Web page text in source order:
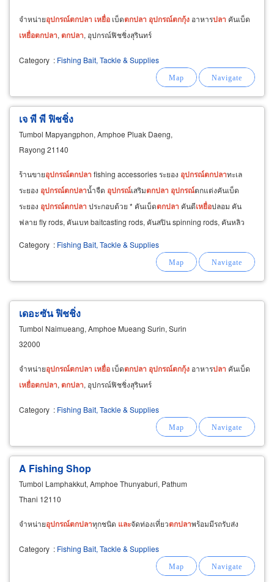
จำหน่ายอุปกรณ์ตกปลา เหยื่อ เบ็ดตกปลา อุปกรณ์ตกกุ้ง อาหารปลา คันเบ็ด
เหยื่อตกปลา, ตกปลา, อุปกรณ์ฟิชชิ่งสุรินทร์
Category : Fishing Bait, Tackle & Supplies
เจ พี พี ฟิชชิ่ง
Tumbol Mapyangphon, Amphoe Pluak Daeng,
Rayong 21140
ร้านขายอุปกรณ์ตกปลา fishing accessories ระยอง อุปกรณ์ตกปลาทะเล
ระยอง อุปกรณ์ตกปลาน้ำจืด อุปกรณ์เสริมตกปลา อุปกรณ์ตกแต่งคันเบ็ด
ระยอง อุปกรณ์ตกปลา ประกอบด้วย * คันเบ็ดตกปลา คันตีเหยื่อปลอม คัน
ฟลาย fly rods, คันเบท baitcasting rods, คันสปิน spinning rods, คันหลิว
Category : Fishing Bait, Tackle & Supplies
เดอะซัน ฟิชชิ่ง
Tumbol Naimueang, Amphoe Mueang Surin, Surin
32000
จำหน่ายอุปกรณ์ตกปลา เหยื่อ เบ็ดตกปลา อุปกรณ์ตกกุ้ง อาหารปลา คันเบ็ด
เหยื่อตกปลา, ตกปลา, อุปกรณ์ฟิชชิ่งสุรินทร์
Category : Fishing Bait, Tackle & Supplies
A Fishing Shop
Tumbol Lamphakkut, Amphoe Thunyaburi, Pathum
Thani 12110
จำหน่ายอุปกรณ์ตกปลาทุกชนิด และจัดท่องเที่ยวตกปลาพร้อมมีรถรับส่ง
Category : Fishing Bait, Tackle & Supplies